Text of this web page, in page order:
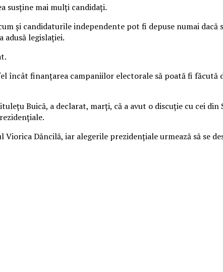
susţine mai mulţi candidaţi.
şi candidaturile independente pot fi depuse numai
adusă legislaţiei.
încât finanţarea campaniilor electorale să poată fi
Buică, a declarat, marţi, că a avut o discuţie cu cei
Dăncilă, iar alegerile prezidenţiale urmează să se